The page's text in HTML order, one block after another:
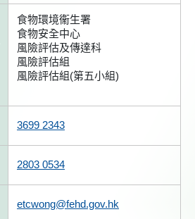
食物環境衞生署
食物安全中心
風險評估及傳達科
風險評估組
風險評估組(第五小組)
3699 2343
2803 0534
etcwong@fehd.gov.hk